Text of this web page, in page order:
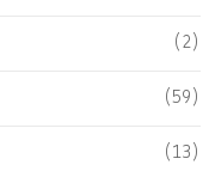
(2)
(59)
(13)